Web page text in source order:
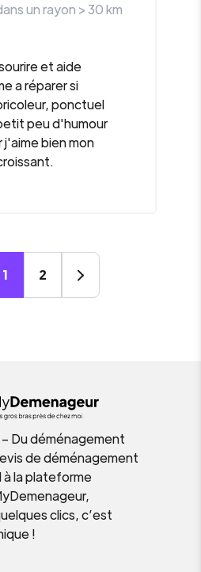
un rayon >30km
et aide
a réparer si
ponctuel
peu d'humour
bien mon
1 2
Du déménagement
de déménagement
la plateforme
clics, c’est
!